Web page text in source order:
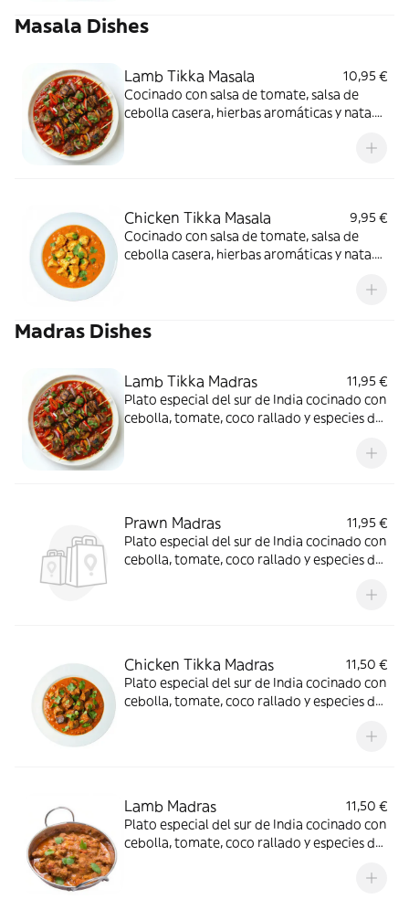
Masala Dishes
Lamb Tikka Masala
10,95 €
Cocinado con salsa de tomate, salsa de
cebolla casera, hierbas aromáticas y nata.
Chicken Tikka Masala
9,95 €
Cocinado con salsa de tomate, salsa de
cebolla casera, hierbas aromáticas y nata.
Madras Dishes
Lamb Tikka Madras
11,95 €
Plato especial del sur de India cocinado con
cebolla, tomate, coco rallado y especies de
Prawn Madras
11,95 €
Plato especial del sur de India cocinado con
cebolla, tomate, coco rallado y especies de
Chicken Tikka Madras
11,50 €
Plato especial del sur de India cocinado con
cebolla, tomate, coco rallado y especies de
Lamb Madras
11,50 €
Plato especial del sur de India cocinado con
cebolla, tomate, coco rallado y especies de